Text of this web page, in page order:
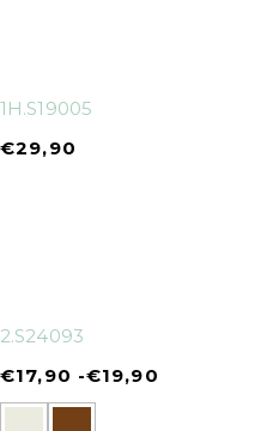
1H.S19005
€29,90
2.S24093
€17,90 -€19,90